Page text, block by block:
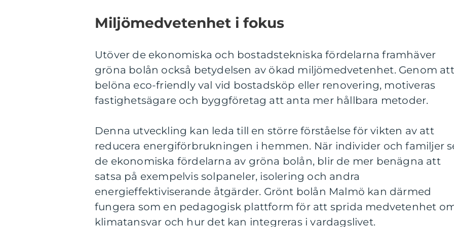
Miljömedvetenhet i fokus
Utöver de ekonomiska och bostadstekniska fördelarna framhäver
gröna bolån också betydelsen av ökad miljömedvetenhet. Genom att
belöna eco-friendly val vid bostadsköp eller renovering, motiveras
fastighetsägare och byggföretag att anta mer hållbara metoder.
Denna utveckling kan leda till en större förståelse för vikten av att
reducera energiförbrukningen i hemmen. När individer och familjer
de ekonomiska fördelarna av gröna bolån, blir de mer benägna att
satsa på exempelvis solpaneler, isolering och andra
energieffektiviserande åtgärder. Grönt bolån Malmö kan därmed
fungera som en pedagogisk plattform för att sprida medvetenhet
klimatansvar och hur det kan integreras i vardagslivet.